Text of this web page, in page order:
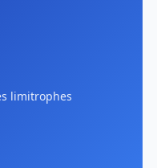
limitrophes